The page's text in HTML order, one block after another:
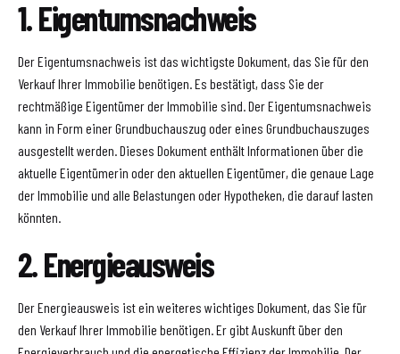
1. Eigentumsnachweis
Der Eigentumsnachweis ist das wichtigste Dokument, das Sie für den
Verkauf Ihrer Immobilie benötigen. Es bestätigt, dass Sie der
rechtmäßige Eigentümer der Immobilie sind. Der Eigentumsnachweis
kann in Form einer Grundbuchauszug oder eines Grundbuchauszuges
ausgestellt werden. Dieses Dokument enthält Informationen über die
aktuelle Eigentümerin oder den aktuellen Eigentümer, die genaue Lage
der Immobilie und alle Belastungen oder Hypotheken, die darauf lasten
könnten.
2. Energieausweis
Der Energieausweis ist ein weiteres wichtiges Dokument, das Sie für
den Verkauf Ihrer Immobilie benötigen. Er gibt Auskunft über den